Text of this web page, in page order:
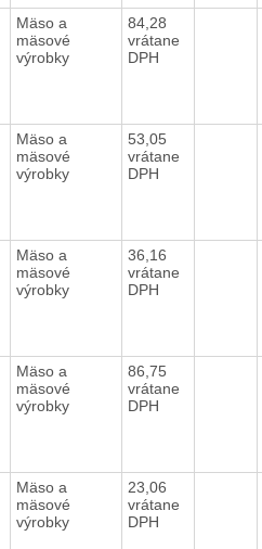
Mäso a
mäsové
výrobky
84,28
vrátane
DPH
Mäso a
mäsové
výrobky
53,05
vrátane
DPH
Mäso a
mäsové
výrobky
36,16
vrátane
DPH
Mäso a
mäsové
výrobky
86,75
vrátane
DPH
Mäso a
mäsové
výrobky
23,06
vrátane
DPH